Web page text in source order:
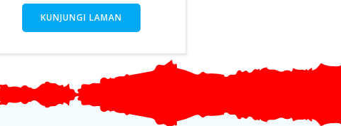
KUNJUNGI LAMAN